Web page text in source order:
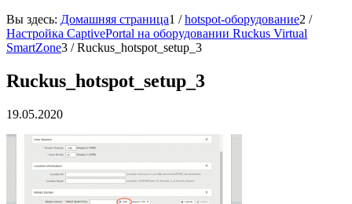
Вы здесь: Домашняя страница1 / hotspot-оборудование2 /
Настройка CaptivePortal на оборудовании Ruckus Virtual
SmartZone3 / Ruckus_hotspot_setup_3
Ruckus_hotspot_setup_3
19.05.2020